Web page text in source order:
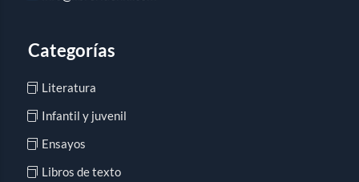
Categorías
Literatura
Infantil y juvenil
Ensayos
Libros de texto